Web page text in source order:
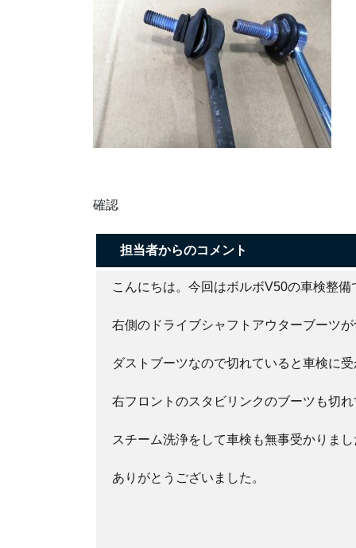
確認
担当者からのコメント
こんにちは。今回はボルボV50の車検整備
右側のドライブシャフトアウターブーツ
ダストブーツなので切れていると車検に
右フロントのスタビリンクのブーツも切
スチーム洗浄をして車検も無事受かりま
ありがとうございました。